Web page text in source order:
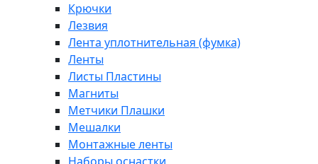
Крючки
Лезвия
Лента уплотнительная (фумка)
Ленты
Листы Пластины
Магниты
Метчики Плашки
Мешалки
Монтажные ленты